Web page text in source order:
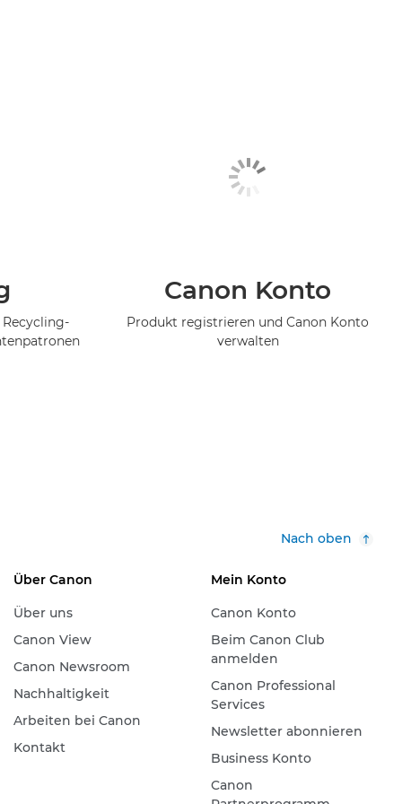
Recycling-
Canon Konto
Produkt registrieren und Canon Konto
verwalten
Nach oben
Über Canon
Über uns
Canon View
Canon Newsroom
Nachhaltigkeit
Arbeiten bei Canon
Kontakt
Mein Konto
Canon Konto
Beim Canon Club
anmelden
Canon Professional
Services
Newsletter abonnieren
Business Konto
Canon